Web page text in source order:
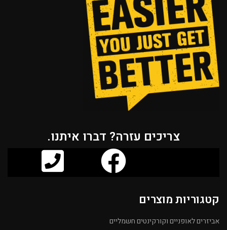
צריכים עזרה? דברו איתנו.
קטגוריות מוצרים
אביזרים לאופניים וקורקינטים חשמליים